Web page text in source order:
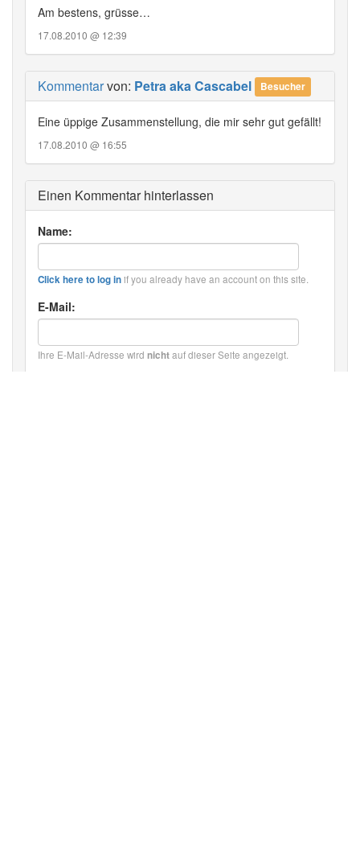
Am bestens, grüsse…
17.08.2010 @ 12:39
Kommentarvon: Petra aka Cascabel Besucher
Eine üppige Zusammenstellung, die mir sehr gut gefällt!
17.08.2010 @ 16:55
Einen Kommentar hinterlassen
Name:
Click here to log inif you already have an account on this site.
E-Mail:
Ihre E-Mail-Adresse wird nichtauf dieser Seite angezeigt.